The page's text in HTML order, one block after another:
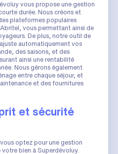
vous propose une gestion
durée. Nous créons et
plateformes populaires
vous permettant ainsi de
De plus, notre outil de
automatiquement vos
des saisons, et des
ainsi une rentabilité
Nous gérons également
entre chaque séjour, et
et des fournitures
et sécurité
optez pour une gestion
bien à Superdévoluy.